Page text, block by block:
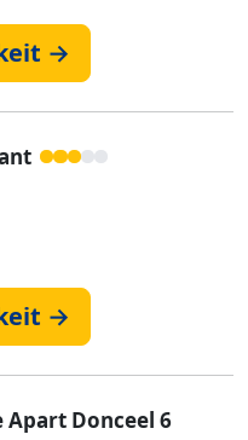
→
→
Apart Donceel 6